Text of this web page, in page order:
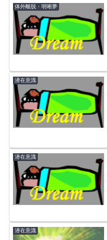
体外離脱・明晰夢
潜在意識
潜在意識
潜在意識